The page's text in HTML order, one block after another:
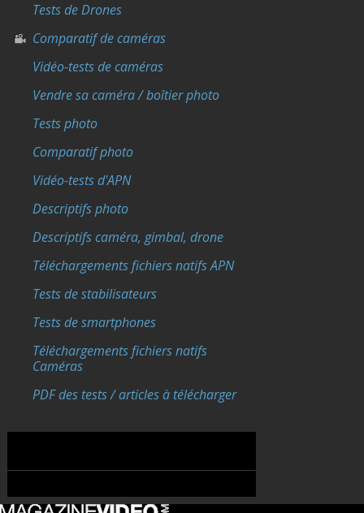
Tests de Drones
Comparatif de caméras
Vidéo-tests de caméras
Vendre sa caméra / boîtier photo
Tests photo
Comparatif photo
Vidéo-tests d'APN
Descriptifs photo
Descriptifs caméra, gimbal, drone
Téléchargements fichiers natifs APN
Tests de stabilisateurs
Tests de smartphones
Téléchargements fichiers natifs
Caméras
PDF des tests / articles à télécharger